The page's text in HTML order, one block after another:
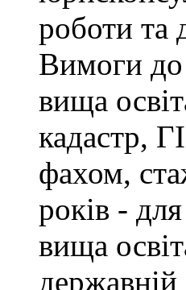
роботи та
Вимоги до
вища
кадастр,
фахом,
років -
вища